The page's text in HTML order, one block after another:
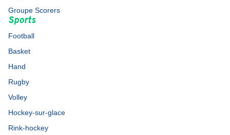
Groupe Scorers
Sports
Football
Basket
Hand
Rugby
Volley
Hockey-sur-glace
Rink-hockey